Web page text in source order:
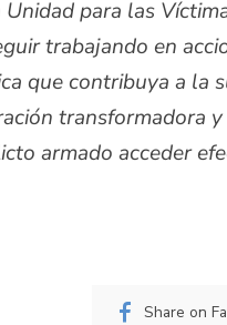
Unidad para las
trabajando en
que contribuya a la
transformadora
armado acceder
Share on